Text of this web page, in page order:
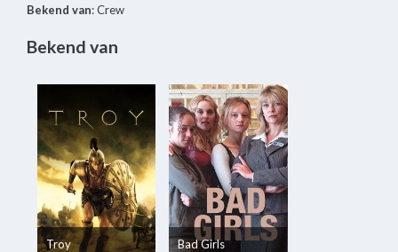
Bekend van: Crew
Bekend van
Troy Bad Girls